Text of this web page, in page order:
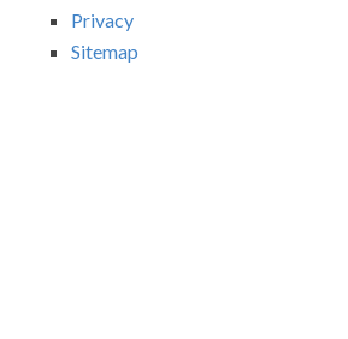
Privacy
Sitemap